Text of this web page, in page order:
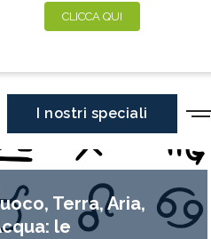
CLICCA QUI
I nostri speciali
Terra, Aria,
le